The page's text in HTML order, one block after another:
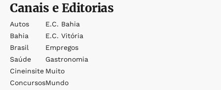
Canais e Editorias
Autos
Bahia
Brasil
Saúde
Cineinsite
Concursos
E.c. Bahia
E.c. Vitória
Empregos
Gastronomia
Muito
Mundo